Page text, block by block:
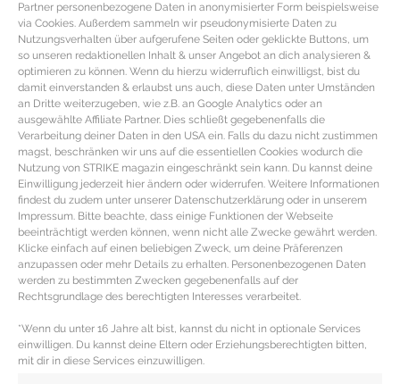
Partner personenbezogene Daten in anonymisierter Form beispielsweise
via Cookies. Außerdem sammeln wir pseudonymisierte Daten zu
Nutzungsverhalten über aufgerufene Seiten oder geklickte Buttons, um
so unseren redaktionellen Inhalt & unser Angebot an dich analysieren &
optimieren zu können. Wenn du hierzu widerruflich einwilligst, bist du
damit einverstanden & erlaubst uns auch, diese Daten unter Umständen
an Dritte weiterzugeben, wie z.B. an Google Analytics oder an
ausgewählte Affiliate Partner. Dies schließt gegebenenfalls die
Verarbeitung deiner Daten in den USA ein. Falls du dazu nicht zustimmen
magst, beschränken wir uns auf die essentiellen Cookies wodurch die
Nutzung von STRIKE magazin eingeschränkt sein kann. Du kannst deine
Einwilligung jederzeit hier ändern oder widerrufen. Weitere Informationen
findest du zudem unter unserer Datenschutzerklärung oder in unserem
Impressum. Bitte beachte, dass einige Funktionen der Webseite
beeinträchtigt werden können, wenn nicht alle Zwecke gewährt werden.
Klicke einfach auf einen beliebigen Zweck, um deine Präferenzen
anzupassen oder mehr Details zu erhalten. Personenbezogenen Daten
werden zu bestimmten Zwecken gegebenenfalls auf der
Rechtsgrundlage des berechtigten Interesses verarbeitet.
*Wenn du unter 16 Jahre alt bist, kannst du nicht in optionale Services
einwilligen. Du kannst deine Eltern oder Erziehungsberechtigten bitten,
mit dir in diese Services einzuwilligen.
WOHNINSPIRATION – Dekoration,
Möbel und Accessoires im Botanical
Look
Dekotipps, Möbel & Wohn-Accessoires für den
Botanical Look Die Sehnsucht nach grüner Natur sorgte
dieses Jahr für den Wohntrend Botanical